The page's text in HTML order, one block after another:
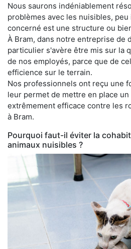
Nous saurons indéniablement
problèmes avec les nuisibles,
concerné est une structure ou
À Bram, dans notre entreprise de
particulier s'avère être mis sur la
de nos employés, parce que de
efficience sur le terrain.
Nos professionnels ont reçu une
leur permet de mettre en place
extrêmement efficace contre les
à Bram.
Pourquoi faut-il éviter la
animaux nuisibles ?